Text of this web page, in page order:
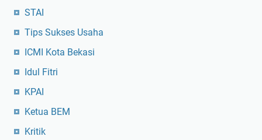
STAI
Tips Sukses Usaha
ICMI Kota Bekasi
Idul Fitri
KPAI
Ketua BEM
Kritik